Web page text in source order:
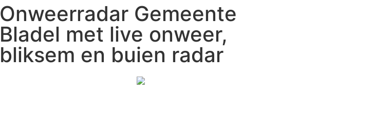
Onweerradar Gemeente
Bladel met live onweer,
bliksem en buien radar